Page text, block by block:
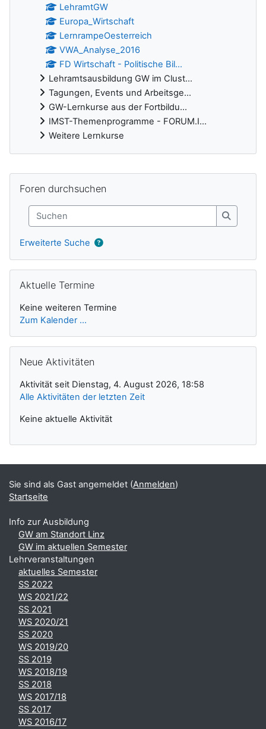
LehramtGW
Europa_Wirtschaft
LernrampeOesterreich
VWA_Analyse_2016
FD Wirtschaft - Politische Bil...
Lehramtsausbildung GW im Clust...
Tagungen, Events und Arbeitsge...
GW-Lernkurse aus der Fortbildu...
IMST-Themenprogramme - FORUM.I...
Weitere Lernkurse
Foren durchsuchen
Suchen
Suchen
Erweiterte Suche
Aktuelle Termine
Keine weiteren Termine
Zum Kalender ...
Neue Aktivitäten
Aktivität seit Dienstag, 4. August 2026, 18:58
Alle Aktivitäten der letzten Zeit
Keine aktuelle Aktivität
Sie sind als Gast angemeldet (Anmelden)
Startseite
Info zur Ausbildung
GW am Standort Linz
GW im aktuellen Semester
Lehrveranstaltungen
aktuelles Semester
SS 2022
WS 2021/22
SS 2021
WS 2020/21
SS 2020
WS 2019/20
SS 2019
WS 2018/19
SS 2018
WS 2017/18
SS 2017
WS 2016/17